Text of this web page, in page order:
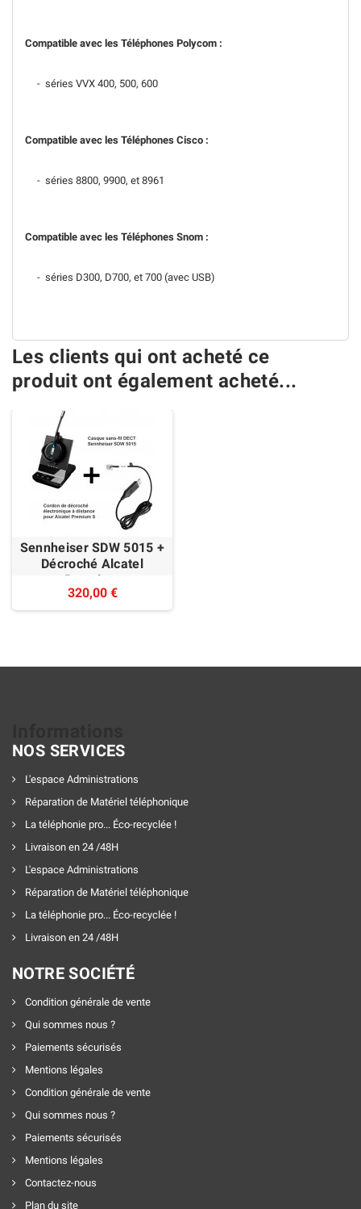
Compatible avec les Téléphones Polycom :
- séries VVX 400, 500, 600
Compatible avec les Téléphones Cisco :
- séries 8800, 9900, et 8961
Compatible avec les Téléphones Snom :
- séries D300, D700, et 700 (avec USB)
Les clients qui ont acheté ce
produit ont également acheté...
Sennheiser SDW 5015 +
Décroché Alcatel
Premium
320,00 €
NOS SERVICES
L'espace Administrations
Réparation de Matériel téléphonique
La téléphonie pro... Éco-recyclée !
Livraison en 24 /48H
L'espace Administrations
Réparation de Matériel téléphonique
La téléphonie pro... Éco-recyclée !
Livraison en 24 /48H
NOTRE SOCIÉTÉ
Condition générale de vente
Qui sommes nous ?
Paiements sécurisés
Mentions légales
Condition générale de vente
Qui sommes nous ?
Paiements sécurisés
Mentions légales
Contactez-nous
Plan du site